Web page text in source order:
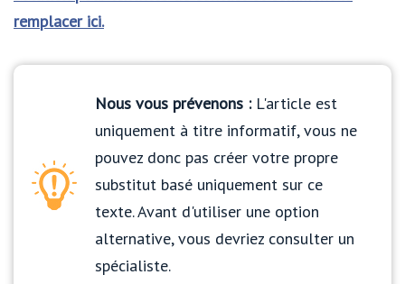
remplacer ici.
Nous vous prévenons :L'article est
uniquement à titre informatif, vous ne
pouvez donc pas créer votre propre
substitut basé uniquement sur ce
texte. Avant d'utiliser une option
alternative, vous devriez consulter un
spécialiste.